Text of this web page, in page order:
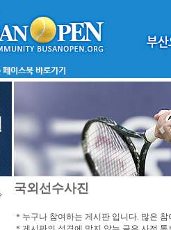
국외선수사진
＊누구나 참여하는 게시판 입니다. 많은